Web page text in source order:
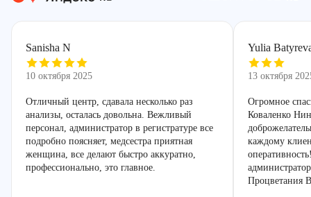
Sanisha N
10 октября 2025
Отличный центр, сдавала несколько раз
анализы, осталась довольна. Вежливый
персонал, администратор в регистратуре все
подробно поясняет, медсестра приятная
женщина, все делают быстро аккуратно,
профессионально, это главное.
Yulia
13 октября
Огромное
Коваленко
каждому